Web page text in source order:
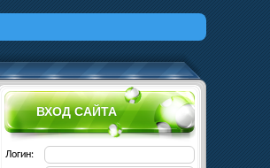
ВХОД САЙТА
Логин: